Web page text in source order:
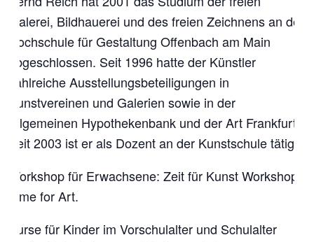
Malerei, Bildhauerei und des freien Zeichnens an der
Hochschule für Gestaltung Offenbach am Main
abgeschlossen. Seit 1996 hatte der Künstler
zahlreiche Ausstellungsbeteiligungen in
Kunstvereinen und Galerien sowie in der
Allgemeinen Hypothekenbank und der Art Frankfurt.
Seit 2003 ist er als Dozent an der Kunstschule tätig.
Workshop für Erwachsene: Zeit für Kunst Workshop.
Time for Art.
Kurse für Kinder im Vorschulalter und Schulalter